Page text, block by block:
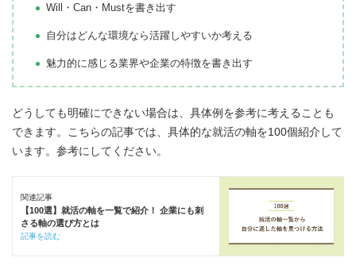
Will・Can・Mustを書き出す
自分はどんな環境なら活躍しやすいか考える
魅力的に感じる業界や企業の特徴を書き出す
どうしても明確にできない場合は、具体例を参考に考えることも
できます。こちらの記事では、具体的な就活の軸を100個紹介して
います。参考にしてください。
関連記事
【100選】就活の軸を一覧で紹介！ 企業にも刺
さる軸の選び方とは
記事を読む